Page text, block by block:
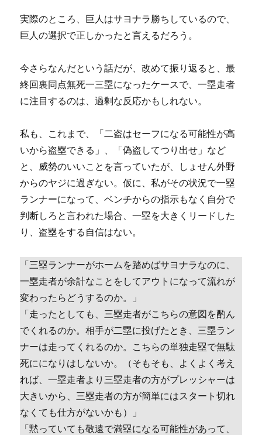
実際のところ、巨人はサヨナラ勝ちしているので、
巨人の選択で正しかったと言えるだろう。
今さらなんだという話だが、改めて振り返ると、最
終回裏同点無死一三塁になったケースで、一塁走者
に注目するのは、過剰な反応かもしれない。
私も、これまで、「二盗はセーフになる可能性が高
いから盗塁できる」、「偽盗してつり出せ」など
と、威勢のいいことを言っていたが、しょせん外野
からのヤジに過ぎない。仮に、私がその状況で一塁
ランナーになって、ベンチからの指示もなく自分で
判断しろと言われた場合、一塁を大きくリードした
り、盗塁をする自信はない。
「三塁ランナーがホームを踏めばサヨナラなのに、
一塁走者が余計なことをしてアウトになって流れが
変わったらどうするのか。」
「走ったとしても、三塁走者がこちらの意図を酌ん
でくれるのか。相手が二塁に投げたとき、三塁ラン
ナーは走ってくれるのか。こちらの単独走塁で無駄
死にになりはしないか。（そもそも、よくよく考え
れば、一塁走者より三塁走者の方がプレッシャーは
大きいから、三塁走者の方が簡単にはスタート切れ
なくても仕方がないかも）」
「黙っていても敬遠で満塁になる可能性があって、